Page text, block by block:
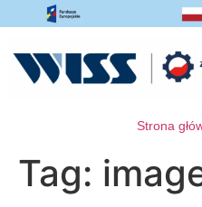
Strona
Tag: